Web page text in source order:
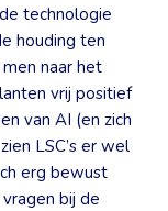
technologie
houding ten
naar het
vrij positief
van AI (en zich
LSC’s er wel
erg bewust
bij de